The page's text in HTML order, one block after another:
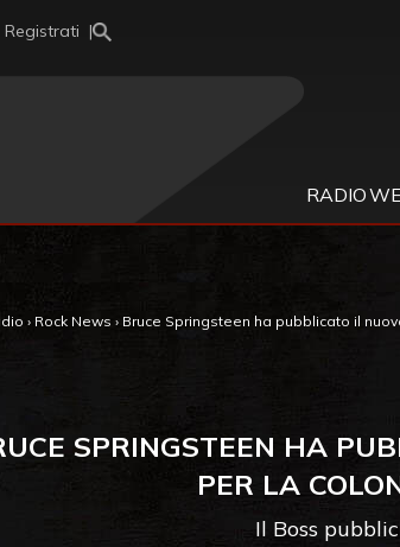
Registrati
RADIO
› Rock News › Bruce Springsteen ha pubblicato il
SPRINGSTEEN HA
PER LA
Il Boss